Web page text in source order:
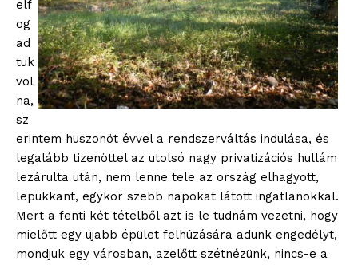
elf
og
ad
tuk
vol
na,
sz
erintem huszonöt évvel a rendszerváltás indulása, és
legalább tizenöttel az utolsó nagy privatizációs hullám
lezárulta után, nem lenne tele az ország elhagyott,
lepukkant, egykor szebb napokat látott ingatlanokkal.
Mert a fenti két tételből azt is le tudnám vezetni, hogy
mielőtt egy újabb épület felhúzására adunk engedélyt,
mondjuk egy városban, azelőtt szétnézünk, nincs-e a